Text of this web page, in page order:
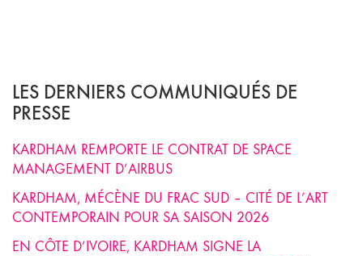
LES DERNIERS COMMUNIQUÉS DE
PRESSE
KARDHAM REMPORTE LE CONTRAT DE SPACE
MANAGEMENT D’AIRBUS
KARDHAM, MÉCÈNE DU FRAC SUD – CITÉ DE L’ART
CONTEMPORAIN POUR SA SAISON 2026
EN CÔTE D’IVOIRE, KARDHAM SIGNE LA